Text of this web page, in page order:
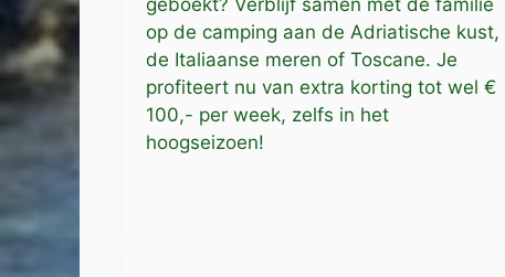
op de camping aan de Adriatische kust,
de Italiaanse meren of Toscane. Je
profiteert nu van extra korting tot wel €
100,- per week, zelfs in het
hoogseizoen!